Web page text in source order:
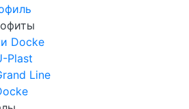
Docke
Plast
Line